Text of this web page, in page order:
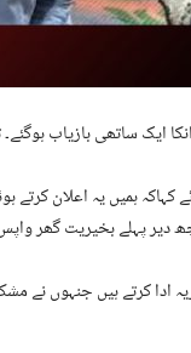
ایک ساتھی بازیاب
کہاکہ ہمیں یہ اعلان
دیر پہلے بخیریت گھر
ادا کرتے ہیں جنہوں